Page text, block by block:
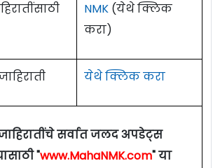
NMK (येथे क्लिक
करा)
येथे क्लिक करा
सर्वात जलद अपडेट्स
"www.MahaNMK.com" या